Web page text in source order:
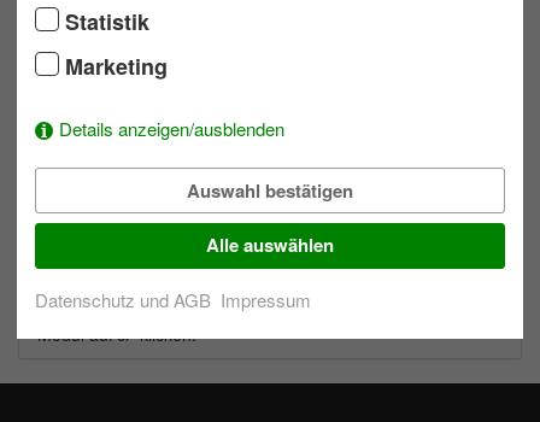
Ihr Kontakt zu uns
Schreiben Sie eine E-Mail!
039953 70173
Um der Auswahl Aktivitäten hinzuzufügen einfach bei einem
Modul auf
klicken.
Statistik
Marketing
Details anzeigen/ausblenden
Auswahl bestätigen
Alle auswählen
Datenschutz und AGB Impressum